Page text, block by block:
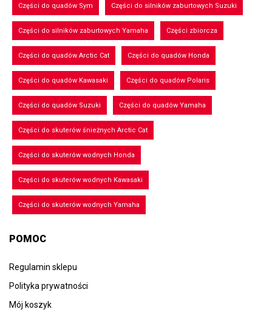
Części do quadów Sym Części do silników zaburtowych Suzuki
Części do silników zaburtowych Yamaha Części zbiorcza
Części do quadów Arctic Cat Części do quadów Honda
Części do quadów Kawasaki Części do quadów Polaris
Części do quadów Suzuki Części do quadów Yamaha
Części do skuterów śnieżnych Arctic Cat
Części do skuterów wodnych Honda
Części do skuterów wodnych Kawasaki
Części do skuterów wodnych Yamaha
POMOC
Regulamin sklepu
Polityka prywatności
Mój koszyk